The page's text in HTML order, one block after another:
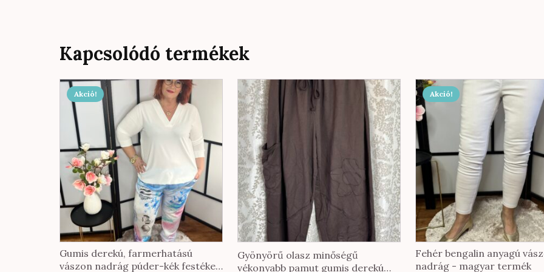
Kapcsolódó termékek
Akció!
Gumis derekú, farmerhatású
vászon nadrág púder-kék festékes
Gyönyörű olasz minőségű
vékonyabb pamut gumis derekú
Akció!
Fehér bengalin anyagú
nadrág - magyar termék
Ennek
a
terméknek
több
variációja
van.
változatok
a
termékoldalon
választhatók
ki